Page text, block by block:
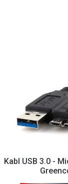
Kabl USB 3.0 -